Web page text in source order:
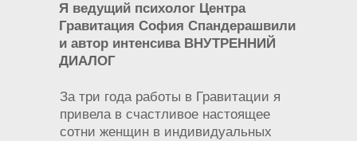
Я ведущий психолог Центра
Гравитация София Спандерашвили
и автор интенсива ВНУТРЕННИЙ
ДИАЛОГ
За три года работы в Гравитации я
привела в счастливое настоящее
сотни женщин в индивидуальных